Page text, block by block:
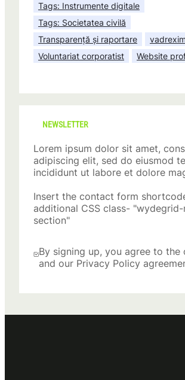
Tags: Instrumente digitale
Tags: Societatea civilă
Transparență și raportare
vadrexim
Voluntariat corporatist
Website
NEWSLETTER
Lorem ipsum dolor sit amet,
adipiscing elit, sed do eiusmod
incididunt ut labore et dolore
Insert the contact form
additional CSS class-
section"
By signing up, you agree to the
and our Privacy Policy